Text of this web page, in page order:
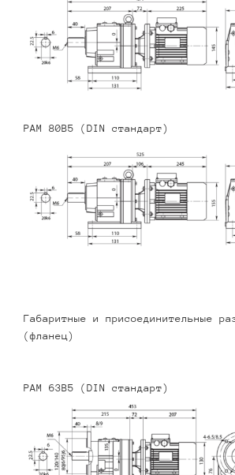
PAM 80B5 (DIN стандарт)
Габаритные и присоединительные
(фланец)
PAM 63B5 (DIN стандарт)